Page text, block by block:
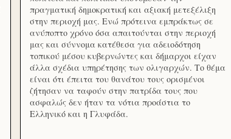
πραγματική δημοκρατική και αξιακή μετεξέλιξη
στην περιοχή μας. Ενώ πρότεινα εμπράκτως σε
ανύποπτο χρόνο όσα απαιτούνται στην περιοχή
μας και σύννομα κατέθεσα για αδειοδότηση
τοπικού μέσου κυβερνώντες και δήμαρχοι είχαν
άλλα σχέδια υπηρέτησης των ολιγαρχών. Το θέμα
είναι ότι έπειτα του θανάτου τους ορισμένοι
ζήτησαν να ταφούν στην πατρίδα τους που
ασφαλώς δεν ήταν τα νότια προάστια το
Ελληνικό και η Γλυφάδα.